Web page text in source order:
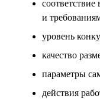
и
уровень
качество
параметры
действия